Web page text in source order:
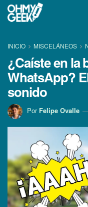
INICIO MISCELÁNEOS
¿Caí­ste en la
WhatsApp?
sonido
Por Felipe Ovalle